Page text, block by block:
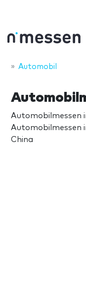
Automobil
Automobilmessen
Automobilmessen
China